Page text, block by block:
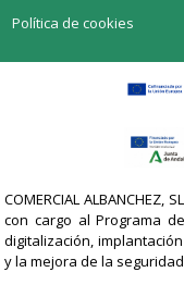
Política de cookies
COMERCIAL
con cargo al Programa
digitalización,
y la mejora de la